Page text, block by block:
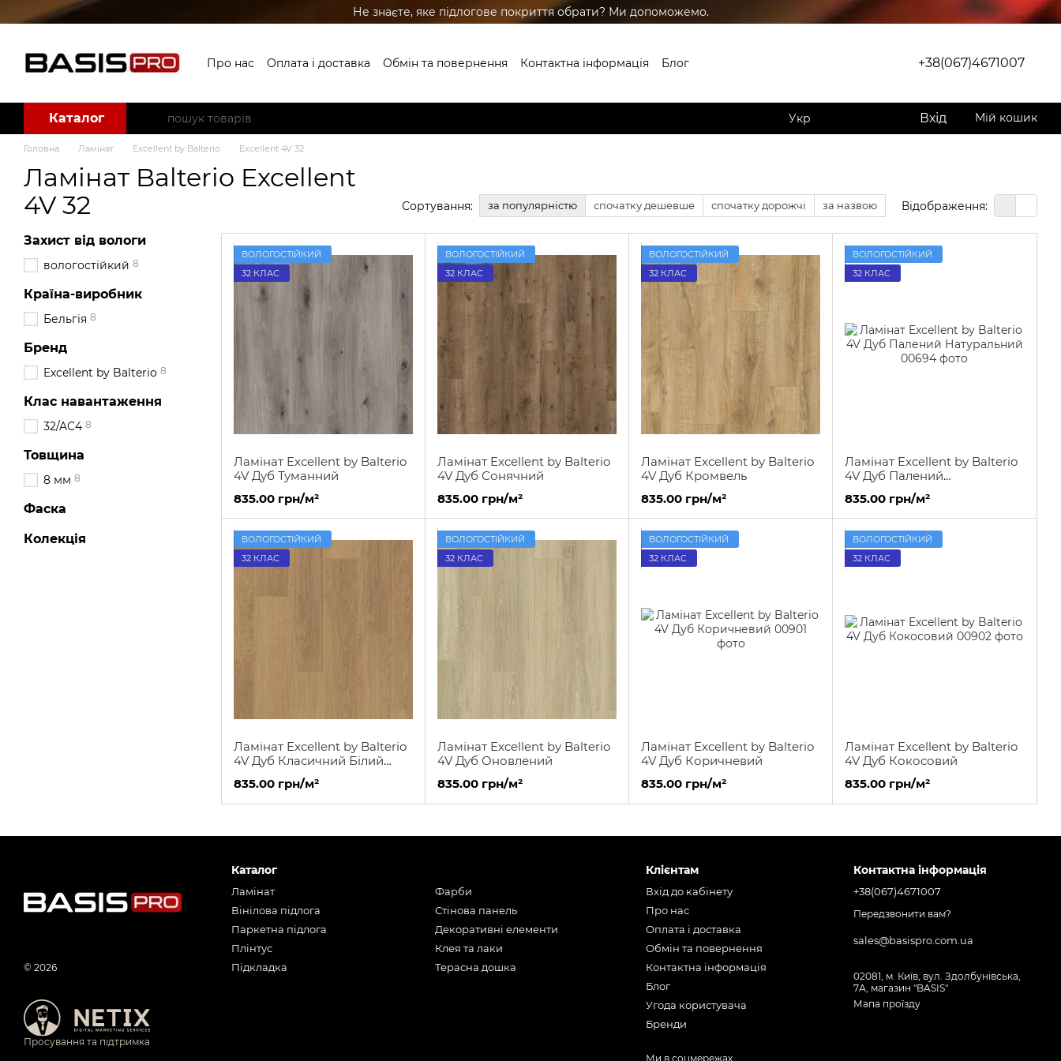
Перейти до основного контенту Не знаєте, яке підлогове покриття обрати? Ми допоможемо.
Про нас Оплата і доставка Обмін та повернення Контактна інформація
Блог
+38(067)4671007
Каталог Укр Вхід Мій кошик
Головна Ламінат Excellent by Balterio Excellent 4V 32
Ламінат Balterio Excellent
4V 32
Сортування: за популярністю спочатку дешевше спочатку дорожчі за назвою Відображення:
ВОЛОГОСТІЙКИЙ
32 КЛАС
Ламінат Excellent by Balterio
4V Дуб Туманний
835.00 грн/м²
ВОЛОГОСТІЙКИЙ
32 КЛАС
Ламінат Excellent by Balterio
4V Дуб Сонячний
835.00 грн/м²
ВОЛОГОСТІЙКИЙ
32 КЛАС
Ламінат Excellent by Balterio
4V Дуб Кромвель
835.00 грн/м²
ВОЛОГОСТІЙКИЙ
32 КЛАС
Ламінат Excellent by Balterio
4V Дуб Палений
Натуральний
835.00 грн/м²
ВОЛОГОСТІЙКИЙ
32 КЛАС
Ламінат Excellent by Balterio
4V Дуб Класичний Білий
835.00 грн/м²
ВОЛОГОСТІЙКИЙ
32 КЛАС
Ламінат Excellent by Balterio
4V Дуб Оновлений
835.00 грн/м²
ВОЛОГОСТІЙКИЙ
32 КЛАС
Ламінат Excellent by Balterio
4V Дуб Коричневий
835.00 грн/м²
ВОЛОГОСТІЙКИЙ
32 КЛАС
Ламінат Excellent by Balterio
4V Дуб Кокосовий
835.00 грн/м²
Захист від вологи
вологостійкий 8
Країна-виробник
Бельгія 8
Бренд
Excellent by Balterio 8
Клас навантаження
32/AC4 8
Товщина
8 мм 8
Фаска
Колекція
© 2026
Просування та підтримка
Каталог
Ламінат
Вінілова підлога
Паркетна підлога
Плінтус
Підкладка
Фарби
Стінова панель
Декоративні елементи
Клея та лаки
Терасна дошка
Клієнтам
Вхід до кабінету
Про нас
Оплата і доставка
Обмін та повернення
Контактна інформація
Блог
Угода користувача
Бренди
Ми в соцмережах
Контактна інформація
+38(067)4671007
Передзвонити вам?
sales@basispro.com.ua
02081, м. Київ, вул. Здолбунівська,
7А, магазин "BASIS"
Мапа проїзду